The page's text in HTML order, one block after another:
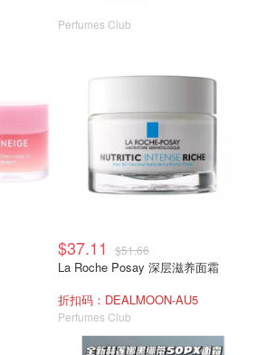
Perfumes Club
$37.11 $51.66
La Roche Posay 深层滋养面霜
折扣码：DEALMOON-AU5
Perfumes Club